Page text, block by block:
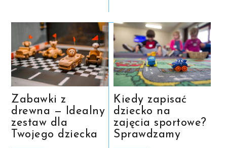
Zabawki z
drewna — Idealny
zestaw dla
Twojego dziecka
Kiedy zapisać
dziecko na
zajęcia sportowe?
Sprawdzamy